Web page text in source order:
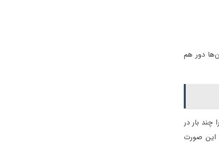
دور هم
چند بار در
این صورت